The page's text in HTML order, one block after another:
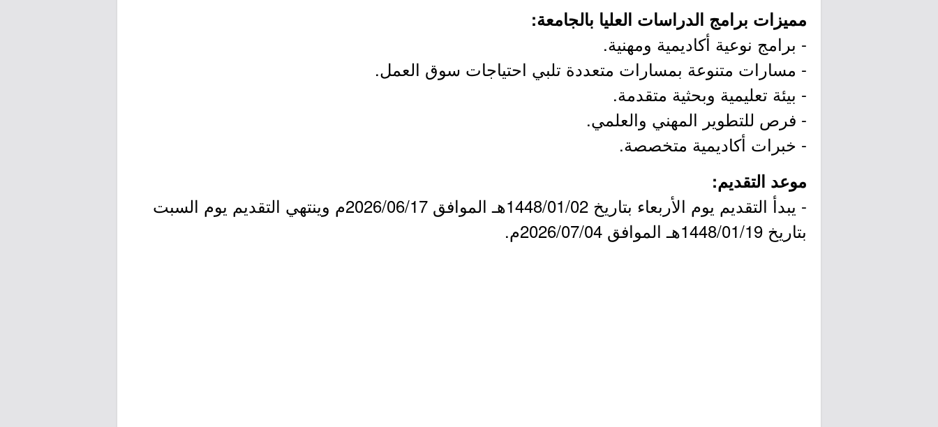
مميزات برامج الدراسات العليا بالجامعة:
- برامج نوعية أكاديمية ومهنية.
- مسارات متنوعة بمسارات متعددة تلبي احتياجات سوق العمل.
- بيئة تعليمية وبحثية متقدمة.
- فرص للتطوير المهني والعلمي.
- خبرات أكاديمية متخصصة.
موعد التقديم:
- يبدأ التقديم يوم الأربعاء بتاريخ 1448/01/02هـ الموافق 2026/06/17م وينتهي التقديم يوم السبت
بتاريخ 1448/01/19هـ الموافق 2026/07/04م.